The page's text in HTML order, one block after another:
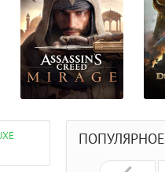
ПОПУЛЯРНОЕ